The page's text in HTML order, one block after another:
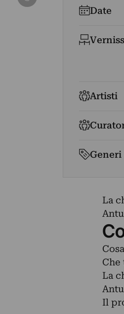
Date
Artisti
Generi
La
Che
La
Il